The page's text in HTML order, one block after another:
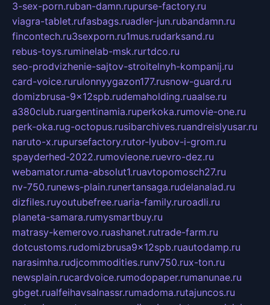
3-sex-porn.ruban-damn.rupurse-factory.ru
viagra-tablet.rufasbags.ruadler-jun.rubandamn.ru
fincontech.ru3sexporn.ru1mus.rudarksand.ru
rebus-toys.ruminelab-msk.rurtdco.ru
seo-prodvizhenie-sajtov-stroitelnyh-kompanij.ru
card-voice.rurulonnyygazon177.rusnow-guard.ru
domizbrusa-9x12spb.rudemaholding.ruaalse.ru
a380club.ruargentinamia.ruperkoka.rumovie-one.ru
perk-oka.rug-octopus.rusibarchives.ruandreislyusar.ru
naruto-x.rupursefactory.rutor-lyubov-i-grom.ru
spayderhed-2022.rumovieone.ruevro-dez.ru
webamator.ruma-absolut1.ruavtopomosch27.ru
nv-750.runews-plain.runertansaga.rudelanalad.ru
dizfiles.ruyoutubefree.ruaria-family.ruroadli.ru
planeta-samara.rumysmartbuy.ru
matrasy-kemerovo.ruashanet.rutrade-farm.ru
dotcustoms.rudomizbrusa9x12spb.ruautodamp.ru
narasimha.rudjcommodities.runv750.rux-ton.ru
newsplain.rucardvoice.rumodopaper.rumanunae.ru
gbget.rualfeihavsalnassr.rumadoma.rutajuncos.ru